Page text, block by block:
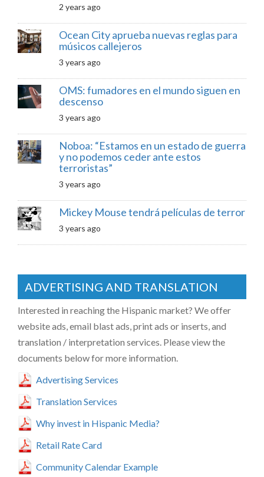
2 years ago
Ocean City aprueba nuevas reglas para
músicos callejeros
3 years ago
OMS: fumadores en el mundo siguen en
descenso
3 years ago
Noboa: “Estamos en un estado de guerra
y no podemos ceder ante estos
terroristas”
3 years ago
Mickey Mouse tendrá películas de terror
3 years ago
ADVERTISING AND TRANSLATION
Interested in reaching the Hispanic market? We offer
website ads, email blast ads, print ads or inserts, and
translation / interpretation services. Please view the
documents below for more information.
Advertising Services
Translation Services
Why invest in Hispanic Media?
Retail Rate Card
Community Calendar Example